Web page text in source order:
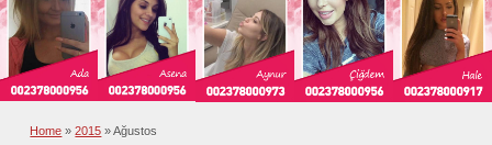
Home » 2015 » Ağustos